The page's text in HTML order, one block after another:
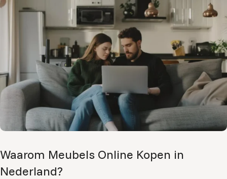
Waarom Meubels Online Kopen in
Nederland?